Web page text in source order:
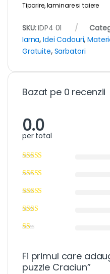
Tiparire, laminare si taiere
SKU:IDP4 01
Iarna,Idei Cadouri,
Gratuite, Sarbatori
Bazat pe 0 recenzii
0.0
per total
Fi primul care
puzzle Craciun”